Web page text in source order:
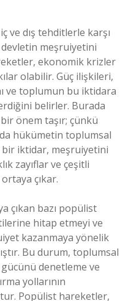
ve dış tehditlerle karşı
devletin meşruiyetini
ekonomik krizler
olabilir. Güç ilişkileri,
ve toplumun bu iktidara
belirler. Burada
önem taşır; çünkü
hükümetin toplumsal
iktidar, meşruiyetini
zayıflar ve çeşitli
çıkar.
çıkan bazı popülist
hitap etmeyi ve
kazanmaya yönelik
Bu durum, toplumsal
gücünü denetleme ve
yollarının
Popülist hareketler,